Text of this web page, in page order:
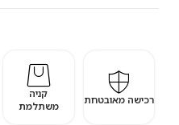
רכישה מאובטחת
קניה
משתלמת